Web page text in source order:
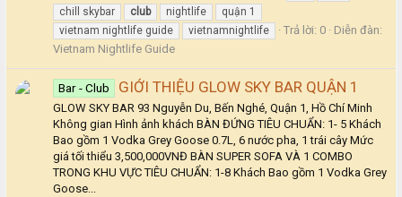
chill skybar
club nightlife
quận 1
vietnam nightlife guide
vietnamnightlife Trả lời: 0
Diễn đàn:
Vietnam Nightlife Guide
Bar - Club GIỚI THIỆU GLOW SKY BAR QUẬN 1
GLOW SKY BAR 93 Nguyễn Du, Bến Nghé, Quận 1, Hồ Chí Minh
Không gian Hình ảnh khách BÀN ĐỨNG TIÊU CHUẨN: 1- 5 Khách
Bao gồm 1 Vodka Grey Goose 0.7L, 6 nước pha, 1 trái cây Mức
giá tối thiểu 3,500,000VNĐ BÀN SUPER SOFA VÀ 1 COMBO
TRONG KHU VỰC TIÊU CHUẨN: 1-8 Khách Bao gồm 1 Vodka Grey
Goose...